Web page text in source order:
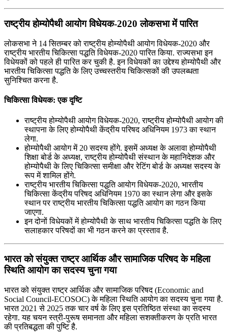
राष्‍ट्रीय होम्‍योपैथी आयोग विधेयक-2020 लोकसभा में पारित
लोकसभा ने 14 सितम्बर को राष्‍ट्रीय होम्‍योपैथी आयोग विधेयक-2020 और
राष्‍ट्रीय भारतीय चिकित्‍सा पद्धति विधेयक-2020 पारित किया. राज्यसभा इन
विधेयकों को पहले ही पारित कर चुकी है. इन विधेयकों का उद्देश्‍य होम्‍योपैथी और
भारतीय चिकित्सा पद्धति के लिए उच्‍चस्‍तरीय चिकित्‍सकों की उपलब्‍धता
सुनिश्चित करना है.
चिकित्‍सा विधेयक: एक दृष्टि
राष्‍ट्रीय होम्‍योपैथी आयोग विधेयक-2020, राष्‍ट्रीय होम्‍योपैथी आयोग की
स्‍थापना के लिए होम्‍योपैथी केंद्रीय परिषद अधिनियम 1973 का स्‍थान
लेगा.
होम्‍योपैथी आयोग में 20 सदस्‍य होंगे. इसमें अध्‍यक्ष के अलावा होम्‍योपैथी
शिक्षा बोर्ड के अध्‍यक्ष, राष्‍ट्रीय होम्‍योपैथी संस्‍थान के महानिदेशक और
होम्‍योपैथी के लिए चिकित्‍सा समीक्षा और रेटिंग बोर्ड के अध्‍यक्ष सदस्य के
रूप में शामिल होंगे.
राष्‍ट्रीय भारतीय चिकित्‍सा पद्धति आयोग विधेयक-2020, भारतीय
चिकित्‍सा केंद्रीय परिषद अधिनियम 1970 का स्‍थान लेगा और इसके
स्‍थान पर राष्‍ट्रीय भारतीय चिकित्‍सा पद्धति आयोग का गठन किया
जाएगा.
इन दोनों विधेयकों में होम्‍योपैथी के साथ भारतीय चिकित्‍सा पद्धति के लिए
सलाहकार परिषदों का भी गठन करने का प्रस्‍ताव है.
भारत को संयुक्‍त राष्‍ट्र आर्थिक और सामाजिक परिषद के महिला
स्थिति आयोग का सदस्‍य चुना गया
भारत को संयुक्‍त राष्‍ट्र आर्थिक और सामाजिक परिषद (Economic and
Social Council-ECOSOC) के महिला स्थिति आयोग का सदस्‍य चुना गया है.
भारत 2021 से 2025 तक चार वर्ष के लिए इस प्रतिष्‍ठित संस्‍था का सदस्‍य
रहेगा. यह चयन स्‍त्री-पुरूष समानता और महिला सशक्तीकरण के प्रति भारत
की प्रतिबद्धता की पुष्टि है.